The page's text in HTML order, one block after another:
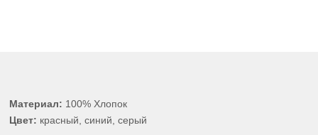
Материал: 100% Хлопок
Цвет: красный, синий, серый